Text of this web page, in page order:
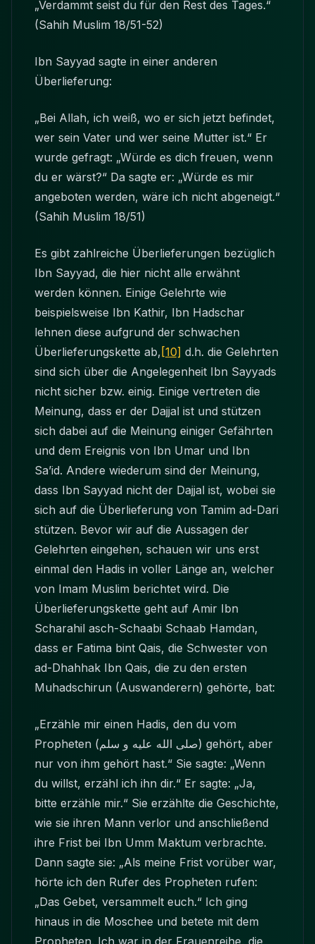
„Verdammt seist du für den Rest des Tages.“
(Sahih Muslim 18/51-52)
Ibn Sayyad sagte in einer anderen
Überlieferung:
„Bei Allah, ich weiß, wo er sich jetzt befindet,
wer sein Vater und wer seine Mutter ist.“ Er
wurde gefragt: „Würde es dich freuen, wenn
du er wärst?“ Da sagte er: „Würde es mir
angeboten werden, wäre ich nicht abgeneigt.“
(Sahih Muslim 18/51)
Es gibt zahlreiche Überlieferungen bezüglich
Ibn Sayyad, die hier nicht alle erwähnt
werden können. Einige Gelehrte wie
beispielsweise Ibn Kathir, Ibn Hadschar
lehnen diese aufgrund der schwachen
Überlieferungskette ab, [10] d.h. die Gelehrten
sind sich über die Angelegenheit Ibn Sayyads
nicht sicher bzw. einig. Einige vertreten die
Meinung, dass er der Dajjal ist und stützen
sich dabei auf die Meinung einiger Gefährten
und dem Ereignis von Ibn Umar und Ibn
Sa’id. Andere wiederum sind der Meinung,
dass Ibn Sayyad nicht der Dajjal ist, wobei sie
sich auf die Überlieferung von Tamim ad-Dari
stützen. Bevor wir auf die Aussagen der
Gelehrten eingehen, schauen wir uns erst
einmal den Hadis in voller Länge an, welcher
von Imam Muslim berichtet wird. Die
Überlieferungskette geht auf Amir Ibn
Scharahil asch-Schaabi Schaab Hamdan,
dass er Fatima bint Qais, die Schwester von
ad-Dhahhak Ibn Qais, die zu den ersten
Muhadschirun (Auswanderern) gehörte, bat:
„Erzähle mir einen Hadis, den du vom
Propheten
(صلى الله عليه و سلم) gehört, aber
nur von ihm gehört hast.“ Sie sagte: „Wenn
du willst, erzähl ich ihn dir.“ Er sagte: „Ja,
bitte erzähle mir.“ Sie erzählte die Geschichte,
wie sie ihren Mann verlor und anschließend
ihre Frist bei Ibn Umm Maktum verbrachte.
Dann sagte sie: „Als meine Frist vorüber war,
hörte ich den Rufer des Propheten rufen:
„Das Gebet, versammelt euch.“ Ich ging
hinaus in die Moschee und betete mit dem